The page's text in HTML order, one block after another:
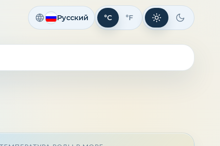
Русский °C °F Светлая тема
Темная